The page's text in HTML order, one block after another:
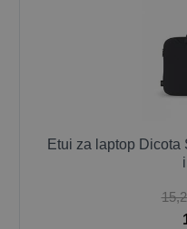
Etui za laptop Dicota